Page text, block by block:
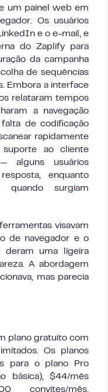
um painel web em
Os usuários
e o e-mail, e
do Zaplify para
da campanha
de sequências
Embora a interface
relataram tempos
a navegação
de codificação
rapidamente
ao cliente
alguns usuários
enquanto
quando surgiam
visavam
de navegador e o
deram uma ligeira
A abordagem
mas parecia
plano gratuito com
Os planos
para o plano Pro
básica), $44/mês
convites/mês,